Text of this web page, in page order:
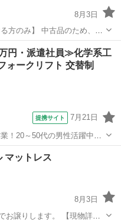
8月3日
方のみ】 中古品のため、ご
中野木1-1-
ります ◎形はしっかりしています
円・派遣社員≫化学系工
ォークリフト 交替制
提携サイト 7月21日
！20～50代の男性活躍中★
間休日130日★フォークリフ
用可★《神奈川県相模原
他
マットレス
8月3日
します。 【現物詳